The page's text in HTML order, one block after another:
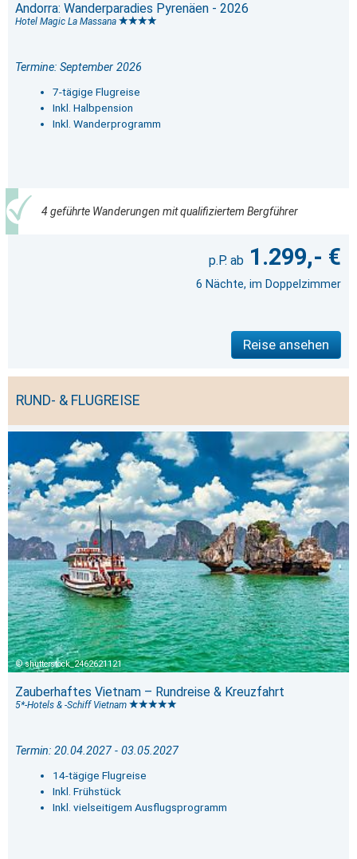
Andorra: Wanderparadies Pyrenäen - 2026
Hotel Magic La Massana
Termine: September 2026
7-tägige Flugreise
Inkl. Halbpension
Inkl. Wanderprogramm
4 geführte Wanderungen mit qualifiziertem Bergführer
1.299,- €
6 Nächte, im Doppelzimmer
Reise ansehen
RUND- & FLUGREISE
shutterstock_2462621121
Zauberhaftes Vietnam – Rundreise & Kreuzfahrt
5*-Hotels & -Schiff Vietnam
Termin: 20.04.2027 - 03.05.2027
14-tägige Flugreise
Inkl. Frühstück
Inkl. vielseitigem Ausflugsprogramm